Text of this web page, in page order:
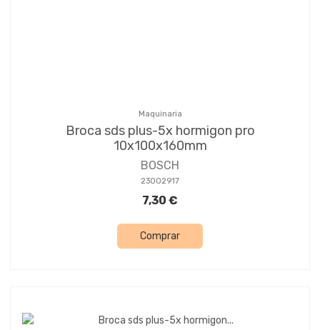
Maquinaria
Broca sds plus-5x hormigon pro
10x100x160mm
BOSCH
23002917
7,30 €
Comprar